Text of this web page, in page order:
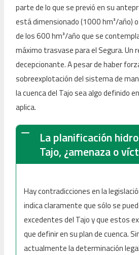
parte de lo que se previó en su
está dimensionado (1000 hm³/año)
de los 600 hm³/año que se
máximo trasvase para el Segura. Un
decepcionante. A pesar de haber
sobreexplotación del sistema de
la cuenca del Tajo sea algo definido
aplica.
La planificación
Tajo, ¿amenaza o
Hay contradicciones en la
indica claramente que sólo se
excedentes del Tajo y que estos
que definir en su plan de cuenca.
actualmente la determinación